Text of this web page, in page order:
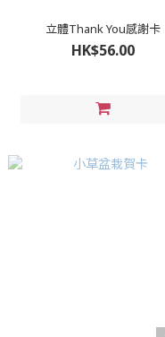
立體Thank You感謝卡
HK$56.00